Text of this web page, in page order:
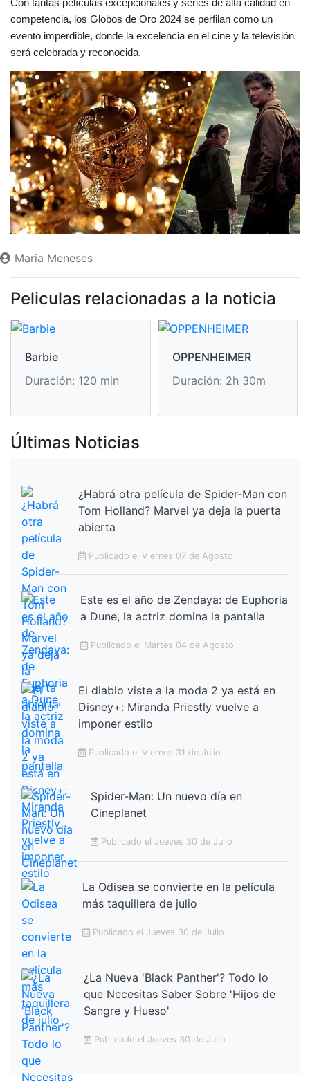
Con tantas películas excepcionales y series de alta calidad en
competencia, los Globos de Oro 2024 se perfilan como un
evento imperdible, donde la excelencia en el cine y la televisión
será celebrada y reconocida.
Maria Meneses
Peliculas relacionadas a la noticia
Barbie
Duración: 120 min
OPPENHEIMER
Duración: 2h 30m
Últimas Noticias
¿Habrá otra película de Spider-Man con
Tom Holland? Marvel ya deja la puerta
abierta
Publicado el Viernes 07 de Agosto
Este es el año de Zendaya: de Euphoria
a Dune, la actriz domina la pantalla
Publicado el Martes 04 de Agosto
El diablo viste a la moda 2 ya está en
Disney+: Miranda Priestly vuelve a
imponer estilo
Publicado el Viernes 31 de Julio
Spider-Man: Un nuevo día en
Cineplanet
Publicado el Jueves 30 de Julio
La Odisea se convierte en la película
más taquillera de julio
Publicado el Jueves 30 de Julio
¿La Nueva 'Black Panther'? Todo lo
que Necesitas Saber Sobre 'Hijos de
Sangre y Hueso'
Publicado el Jueves 30 de Julio